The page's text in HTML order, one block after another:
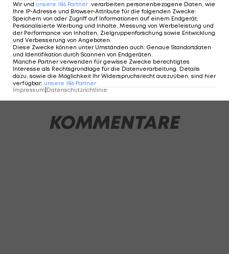
tat es dann. Auch er selbst hätte ein Tor machen
können, traf die Kugel aus aussichtsreicher
Position aber nicht richtig.
3 VON 16
KOMMENTARE
Wir und unsere 186 Partner verarbeiten personenbezogene Daten, wie
Ihre IP-Adresse und Browser-Attribute für die folgenden Zwecke:
Speichern von oder Zugriff auf Informationen auf einem Endgerät;
Personalisierte Werbung und Inhalte, Messung von Werbeleistung und
der Performance von Inhalten, Zielgruppenforschung sowie Entwicklung
und Verbesserung von Angeboten.
Diese Zwecke können unter Umständen auch: Genaue Standortdaten
und Identifikation durch Scannen von Endgeräten.
Manche Partner verwenden für gewisse Zwecke berechtigtes
Interesse als Rechtsgrundlage für die Datenverarbeitung. Details
dazu, sowie die Möglichkeit Ihr Widerspruchsrecht auszuüben, sind hier
verfügbar: unsere 186 Partner
Impressum Datenschutzrichtlinie